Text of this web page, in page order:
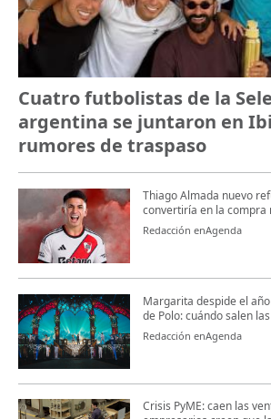
Cuatro futbolistas de la
argentina se juntaron en
rumores de traspaso
Thiago Almada nuevo
convertiría en la compra
Redacción enAgenda
Margarita despide el
de Polo: cuándo salen
Redacción enAgenda
Crisis PyME: caen las